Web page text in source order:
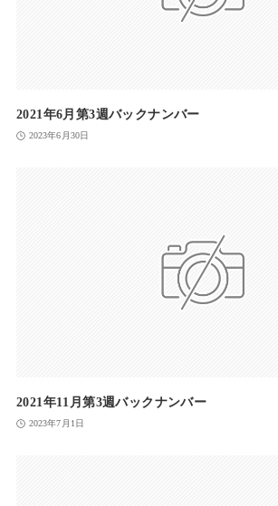
2021年6月第3週バックナンバー
2023年6月30日
2021年11月第3週バックナンバー
2023年7月1日